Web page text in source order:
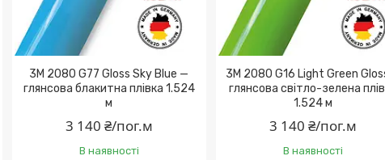
3M 2080 G77 Gloss Sky Blue —
глянсова блакитна плівка 1.524
м
3 140 ₴/пог.м
В наявності
3M 2080 G16 Light Green
глянсова світло-зелена
1.524 м
3 140 ₴/пог.м
В наявності